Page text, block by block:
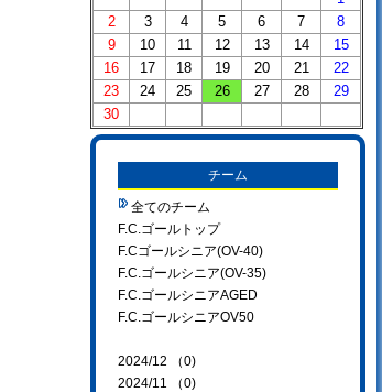
2
3 4 5 6 7
8
9
10 11 12 13 14
15
16
17 18 19 20 21
22
23
24 25 26 27 28
29
30
チーム
全てのチーム
F.C.ゴールトップ
F.Cゴールシニア(OV-40)
F.C.ゴールシニア(OV-35)
F.C.ゴールシニアAGED
F.C.ゴールシニアOV50
2024/12 （0)
2024/11 （0)